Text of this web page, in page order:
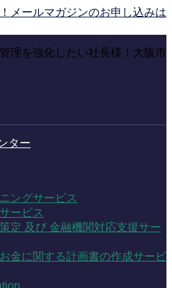
メールマガジンのお申し込みは
理を強化したい社長様！大阪市
ングサービス
ービス
定 及び 金融機関対応支援サー
金に関する計画書の作成サービ